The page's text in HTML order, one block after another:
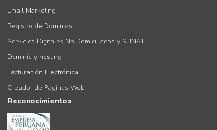
Email Marketing
Registro de Dominios
Servicios Digitales No Domiciliados y SUNAT
Dominio y hosting
Facturación Electrónica
Creador de Páginas Web
Reconocimientos